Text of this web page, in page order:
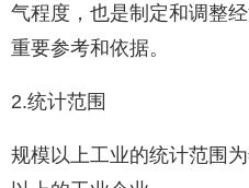
气程度，也是制定和调整
重要参考和依据。
2.统计范围
规模以上工业的统计范围